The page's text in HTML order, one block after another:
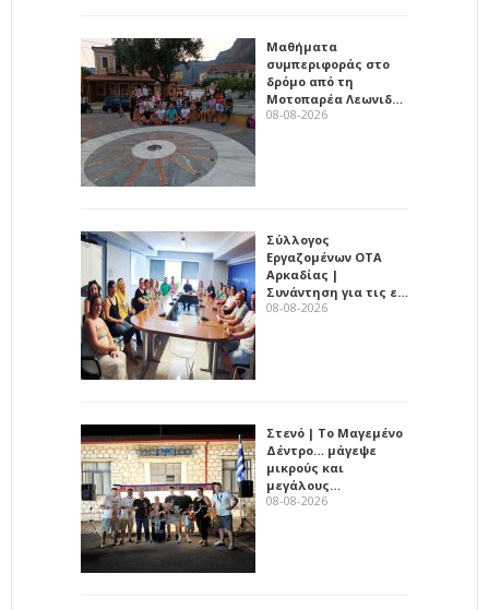
Μαθήματα
συμπεριφοράς στο
δρόμο από τη
Μοτοπαρέα Λεωνιδ…
08-08-2026
Σύλλογος
Εργαζομένων ΟΤΑ
Αρκαδίας |
Συνάντηση για τις ε…
08-08-2026
Στενό | Το Μαγεμένο
Δέντρο… μάγεψε
μικρούς και
μεγάλους…
08-08-2026